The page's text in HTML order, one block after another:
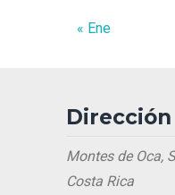
« Ene
Dirección
Montes de Oca,
Costa Rica